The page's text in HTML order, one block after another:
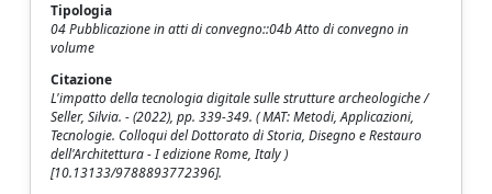
Tipologia
04 Pubblicazione in atti di convegno::04b Atto di convegno in
volume
Citazione
L'impatto della tecnologia digitale sulle strutture archeologiche /
Seller, Silvia. - (2022), pp. 339-349. ( MAT: Metodi, Applicazioni,
Tecnologie. Colloqui del Dottorato di Storia, Disegno e Restauro
dell'Architettura - I edizione Rome, Italy )
[10.13133/9788893772396].